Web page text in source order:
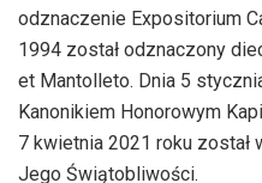
odznaczenie Expositorium
1994 został odznaczony
et Mantolleto. Dnia 5
Kanonikiem Honorowym
7 kwietnia 2021 roku został
Jego Świątobliwości.